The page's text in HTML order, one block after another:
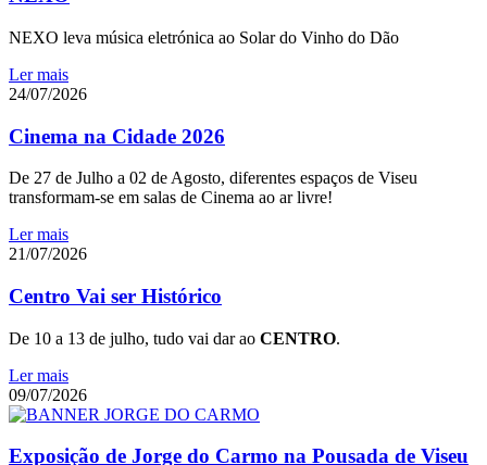
NEXO leva música eletrónica ao Solar do Vinho do Dão
Ler mais
24/07/2026
Cinema na Cidade 2026
De 27 de Julho a 02 de Agosto, diferentes espaços de Viseu
transformam-se em salas de Cinema ao ar livre!
Ler mais
21/07/2026
Centro Vai ser Histórico
De 10 a 13 de julho, tudo vai dar ao CENTRO.
Ler mais
09/07/2026
Exposição de Jorge do Carmo na Pousada de Viseu